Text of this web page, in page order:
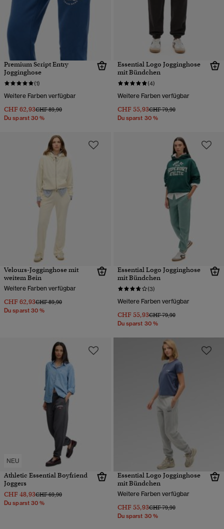
Premium Script Entry
Jogginghose
(1)
Weitere Farben verfügbar
CHF 62,93Preis wurde reduziert von
CHF 89,90bis
Du sparst 30 %
Essential Logo Jogginghose
mit Bündchen
(4)
Weitere Farben verfügbar
CHF 55,93Preis wurde reduziert von
CHF 79,90bis
Du sparst 30 %
Velours-Jogginghose mit
weitem Bein
Weitere Farben verfügbar
CHF 62,93Preis wurde reduziert von
CHF 89,90bis
Du sparst 30 %
Essential Logo Jogginghose
mit Bündchen
(3)
Weitere Farben verfügbar
CHF 55,93Preis wurde reduziert von
CHF 79,90bis
Du sparst 30 %
NEU
Athletic Essential Boyfriend
Joggers
CHF 48,93Preis wurde reduziert von
CHF 69,90bis
Du sparst 30 %
Essential Logo Jogginghose
mit Bündchen
Weitere Farben verfügbar
CHF 55,93Preis wurde reduziert von
CHF 79,90bis
Du sparst 30 %